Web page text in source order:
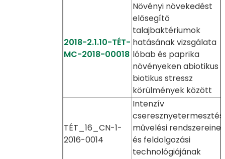
2018-2.1.10-TÉT-
MC-2018-00018
Növényi növekedést
elősegítő
talajbaktériumok
hatásának vizsgálata
lóbab és paprika
növényeken abiotikus
biotikus stressz
körülmények között
TÉT_16_CN-1-
2016-0014
Intenzív
cseresznyetermesztés
művelési rendszereinek
és feldolgozási
technológiájának